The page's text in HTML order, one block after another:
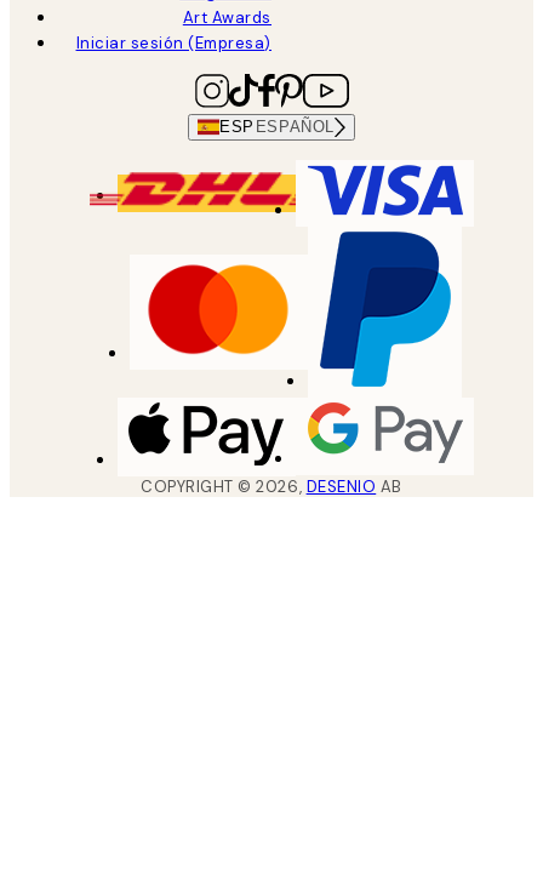
Art Awards
Iniciar sesión (Empresa)
ESP ESPAÑOL
COPYRIGHT ©2026, DESENIO AB